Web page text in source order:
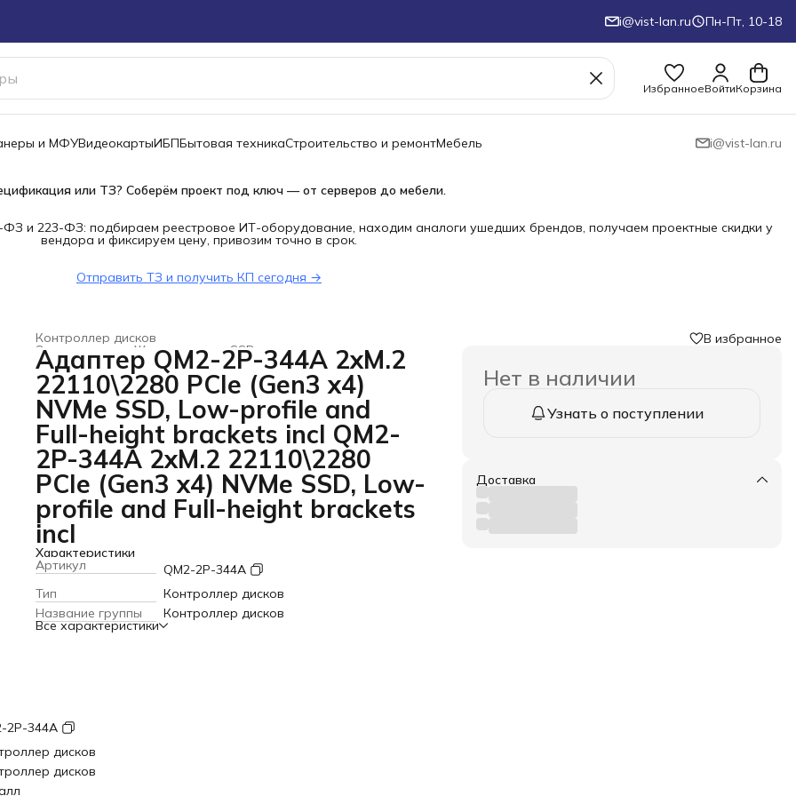
i@vist-lan.ru Пн-Пт, 10-18
ИзбранноеВойтиКорзина
и МФУВидеокартыИБПБытовая техникаСтроительство и ремонтМебель i@vist-lan.ru
или ТЗ? Соберём проект под ключ — от серверов до мебели.
и 223-ФЗ: подбираем реестровое ИТ-оборудование, находим аналоги ушедших брендов, получаем проектные скидки у
вендора и фиксируем цену, привозим точно в срок.
Отправить ТЗ и получить КП сегодня →
Контроллер дисков
Жесткие диски, SSD и сетевые накопители ›
Электроника
Главная ›
Адаптер QM2-2P-344A 2xM.2
22110\2280 PCIe (Gen3 x4)
NVMe SSD, Low-profile and
Full-height brackets incl QM2-
2P-344A 2xM.2 22110\2280
PCIe (Gen3 x4) NVMe SSD, Low-
profile and Full-height brackets
incl
Характеристики
Артикул
QM2-2P-344A
Тип
Контроллер дисков
Название группы
Контроллер дисков
Все характеристики
В избранное
Нет в наличии
Узнать о поступлении
Доставка
2P-344A
дисков
дисков